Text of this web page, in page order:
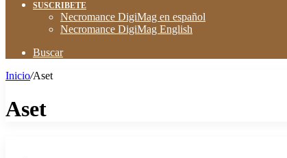
SUSCRIBETE
Necromance DigiMag en español
Necromance DigiMag English
Buscar
Inicio/Aset
Aset